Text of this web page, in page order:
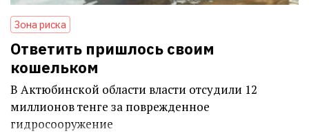
Зона риска
Ответить пришлось своим
кошельком
В Актюбинской области власти отсудили 12
миллионов тенге за поврежденное
гидросооружение